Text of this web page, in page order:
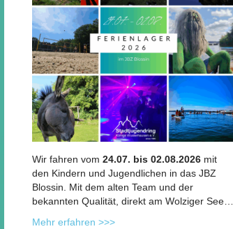
Wir fahren vom24.07. bis 02.08.2026 mit
den Kindern und Jugendlichen in das JBZ
Blossin. Mit dem alten Team und der
bekannten Qualität, direkt am Wolziger See…
Mehr erfahren >>>